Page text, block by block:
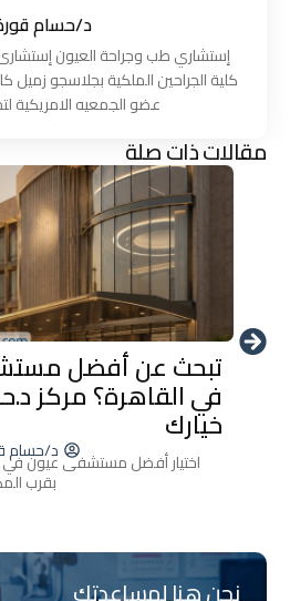
د/حسام
إستشاري طب وجراحة العيون
كلية الجراحين الملكية بجلاسجو زميل
عضو الجمعيه الامريكية
مقالات ذات صلة
تبحث عن أفضل
في القاهرة؟ مركز
خيارك
د/حسام
اختيار أفضل مستشفى عيون في
بقرب
نحن هنا لمساعدتك